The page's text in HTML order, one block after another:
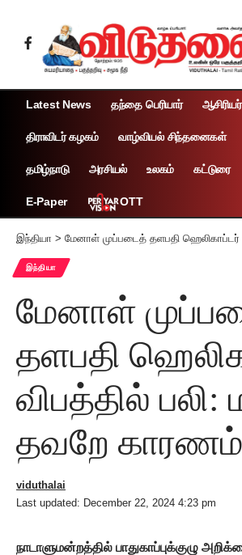
Latest News தந்தை பெரியார்
திராவிடர் கழகம் வாழ்வியல் சிந்தனைகள்
தமிழ்நாடு அரசியல் உலகம் கட்டுரை
E-Paper OTT
இந்தியா > மேனாள் முப்படைத் தளபதி ஹெலிகாப்டர் விபத்தில்
இந்தியா
மேனாள்
தளபதி
விபத்தில்
தவறே
Last updated: December 22, 2024 4:23 pm
viduthalai
நாடாளுமன்றத்தில் பாதுகாப்புக்குழு